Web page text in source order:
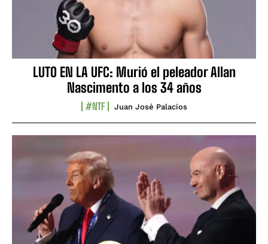
LUTO EN LA UFC: Murió el peleador Allan
Nascimento a los 34 años
#NTF Juan José Palacios